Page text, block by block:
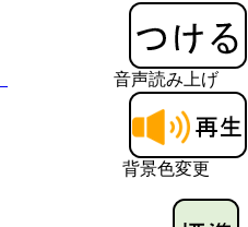
音声読み上げ
背景色変更